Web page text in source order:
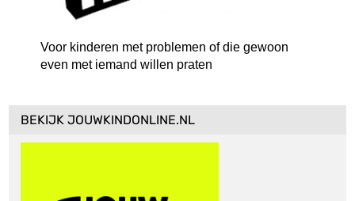
Voor kinderen met problemen of die gewoon
even met iemand willen praten
BEKIJK JOUWKINDONLINE.NL